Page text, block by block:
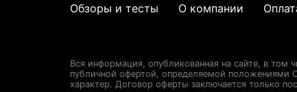
Обзоры и тесты О компании
Вся информация, опубликованная на сайте, в том
публичной офертой, определяемой положениями
характер. Договор оферты заключается только